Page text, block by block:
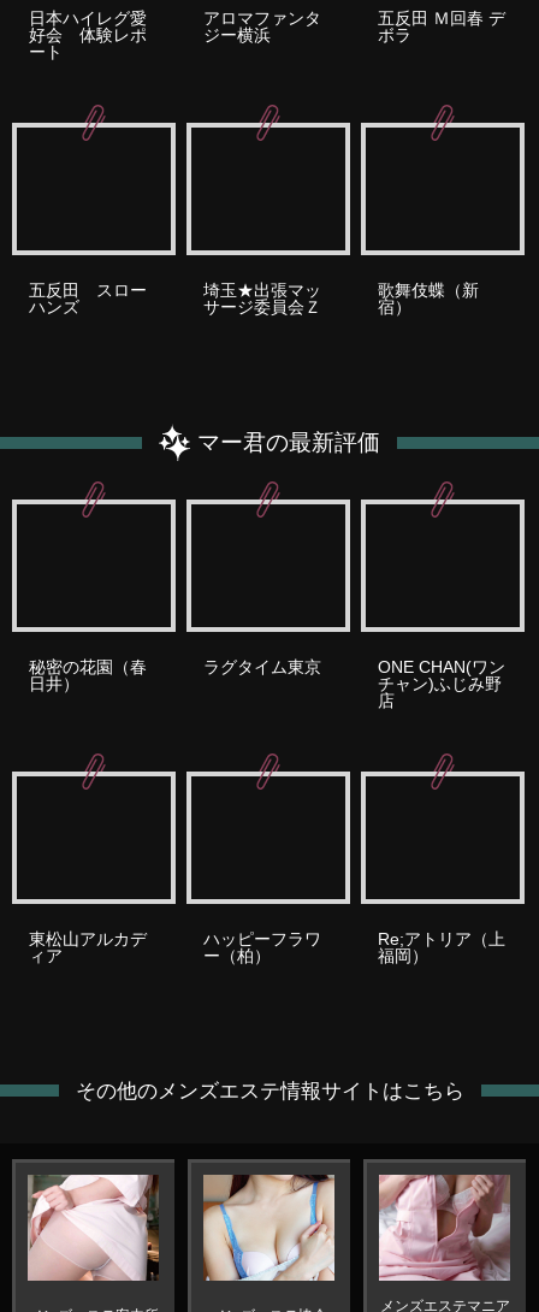
日本ハイレグ愛
好会 体験レポ
ート
アロマファンタ
ジー横浜
五反田 Ｍ回春 デ
ボラ
五反田 スロー
ハンズ
埼玉★出張マッ
サージ委員会Ｚ
歌舞伎蝶（新
宿）
マー君の最新評価
秘密の花園（春
日井）
ラグタイム東京
ONE CHAN(ワン
チャン)ふじみ野
店
東松山アルカデ
ィア
ハッピーフラワ
ー（柏）
Re;アトリア（上
福岡）
その他のメンズエステ情報サイトはこちら
メンズエステマニア